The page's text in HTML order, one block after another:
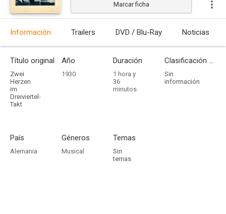
Marcar ficha
Información Trailers DVD / Blu-Ray Noticias
Título original
Zwei
Herzen
im
Dreiviertel-
Takt
Año
1930
Duración
1 hora y
36
minutos
Clasificación por edades
Sin
información
País
Alemania
Géneros
Musical
Temas
Sin
temas